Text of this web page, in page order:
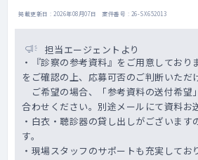
掲載更新日 : 2026年08月07日 案件番号 : 26-SX652013
担当エージェントより
・『診察の参考資料』をご用意しており
をご確認の上、応募可否のご判断いただ
ご希望の場合、「参考資料の送付希望
合わせください。別途メールにて資料お
・白衣・聴診器の貸し出しがございます
す。
・現場スタッフのサポートも充実してお